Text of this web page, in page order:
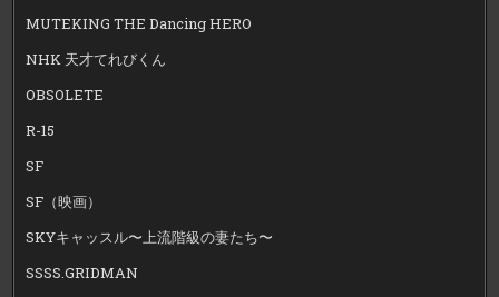
MUTEKING THE Dancing HERO
NHK 天才てれびくん
OBSOLETE
R-15
SF
SF（映画）
SKYキャッスル〜上流階級の妻たち〜
SSSS.GRIDMAN